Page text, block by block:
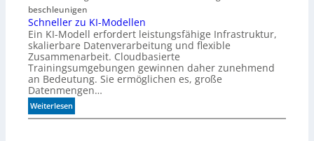
t
e
I
R
-
S
e
n
s
n
n
d
i
e
K
I
m
i
t
beschleunigen
Schneller zu KI-Modellen
Ein KI-Modell erfordert leistungsfähige Infrastruktur,
skalierbare Datenverarbeitung und flexible
Zusammenarbeit. Cloudbasierte
Trainingsumgebungen gewinnen daher zunehmend
an Bedeutung. Sie ermöglichen es, große
Datenmengen…
Weiterlesen:
S